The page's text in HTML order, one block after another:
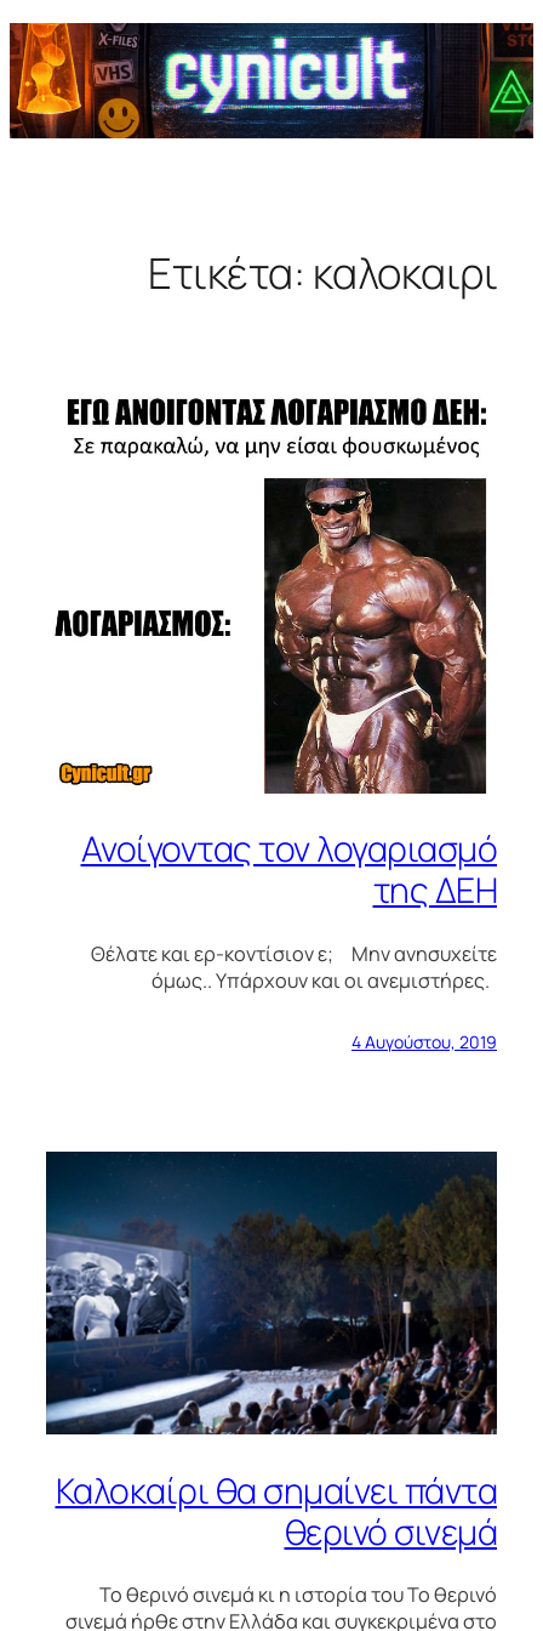
Ετικέτα: καλοκαιρι
Ανοίγοντας τον λογαριασμό
της ΔΕΗ
Θέλατε και ερ-κοντίσιον ε; Μην ανησυχείτε
όμως.. Υπάρχουν και οι ανεμιστήρες.
4 Αυγούστου, 2019
Καλοκαίρι θα σημαίνει πάντα
θερινό σινεμά
Το θερινό σινεμά κι η ιστορία του Το θερινό
σινεμά ήρθε στην Ελλάδα και συγκεκριμένα στο